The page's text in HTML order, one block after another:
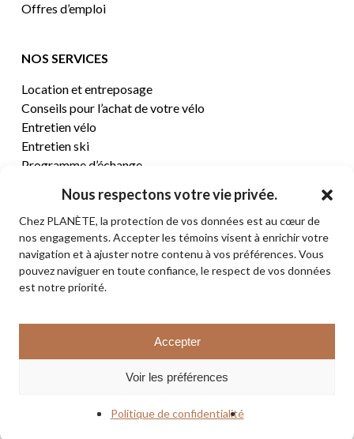
Nous respectons votre vie privée.
Chez PLANÈTE, la protection de vos données est au cœur de
nos engagements. Accepter les témoins visent à enrichir votre
navigation et à ajuster notre contenu à vos préférences. Vous
pouvez naviguer en toute confiance, le respect de vos données
est notre priorité.
Accepter
Voir les préférences
Politique de confidentialité
Sous-total: 0,00$
VOIR LE PANIER
Offres d’emploi
NOS SERVICES
Location et entreposage
Conseils pour l’achat de votre vélo
Entretien vélo
Entretien ski
Programme d’échange
CENTRE D’AIDE
Termes et conditions de vente
Retours et remboursements
Politique de confidentialité
© 2026 PLANÈTE CYCLE & SKI. Tous droits réservés.